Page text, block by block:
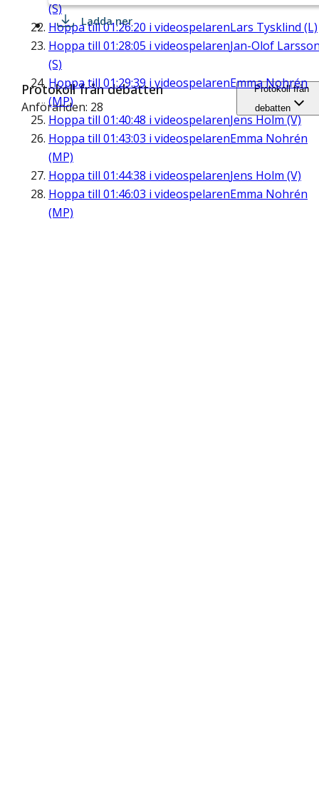
(S)
Hoppa till01:26:20 i videospelarenLars Tysklind (L)
Hoppa till 01:28:05 i videospelarenJan-Olof
(S)
Hoppa till 01:29:39 i videospelarenEmma Nohrén
(MP)
Hoppa till 01:40:48 i videospelarenJens Holm (V)
Hoppa till 01:43:03 i videospelarenEmma Nohrén
(MP)
Hoppa till 01:44:38 i videospelarenJens Holm (V)
Hoppa till 01:46:03 i videospelarenEmma Nohrén
(MP)
Ladda ner
Protokoll från debatten
Anföranden: 28
Protokoll från
debatten